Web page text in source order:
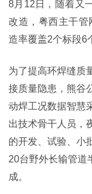
8月 12 日，随着又
改造，粤西主干管
造率覆盖2个标段6
为了提高环焊缝质
接质量隐患，熊谷
动焊工况数据智慧
出技术骨干人员，
的开发、试验、小
20台野外长输管道
成。